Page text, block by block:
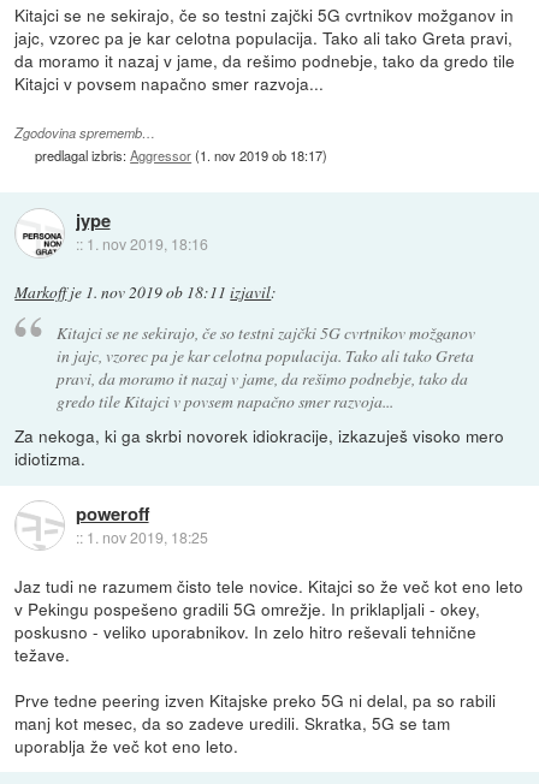
Kitajci se ne sekirajo, če so testni zajčki 5G cvrtnikov možganov in
jajc, vzorec pa je kar celotna populacija. Tako ali tako Greta pravi,
da moramo it nazaj v jame, da rešimo podnebje, tako da gredo tile
Kitajci v povsem napačno smer razvoja...
Zgodovina sprememb…
predlagal izbris:Aggressor(1. nov 2019 ob 18:17)
jype
:: 1. nov 2019, 18:16
Markoffje 1. nov 2019 ob 18:11 izjavil:
Kitajci se ne sekirajo, če so testni zajčki 5G cvrtnikov možganov
in jajc, vzorec pa je kar celotna populacija. Tako ali tako Greta
pravi, da moramo it nazaj v jame, da rešimo podnebje, tako da
gredo tile Kitajci v povsem napačno smer razvoja...
Za nekoga, ki ga skrbi novorek idiokracije, izkazuješ visoko mero
idiotizma.
poweroff
:: 1. nov 2019, 18:25
Jaz tudi ne razumem čisto tele novice. Kitajci so že več kot eno leto
v Pekingu pospešeno gradili 5G omrežje. In priklapljali - okey,
poskusno - veliko uporabnikov. In zelo hitro reševali tehnične
težave.
Prve tedne peering izven Kitajske preko 5G ni delal, pa so rabili
manj kot mesec, da so zadeve uredili. Skratka, 5G se tam
uporablja že več kot eno leto.